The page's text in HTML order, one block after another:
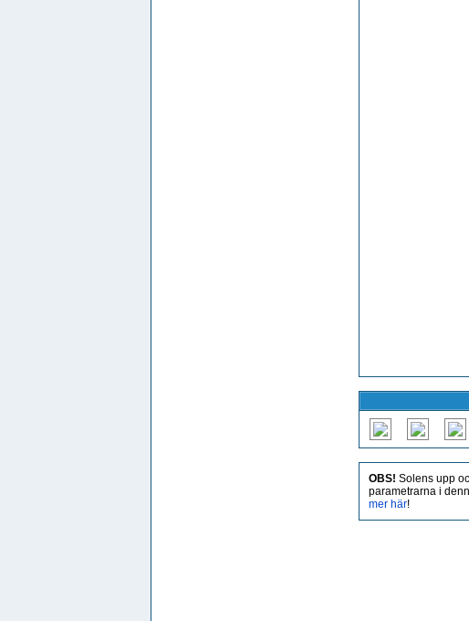
OBS! Solens upp
parametrarna i
mer här!